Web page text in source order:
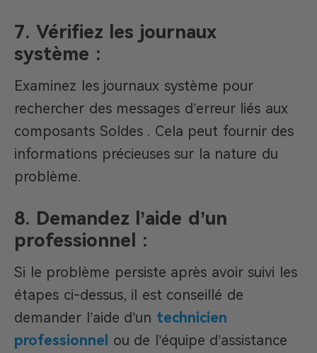
7. Vérifiez les journaux
système :
Examinez les journaux système pour
rechercher des messages d’erreur liés aux
composants Soldes . Cela peut fournir des
informations précieuses sur la nature du
problème.
8. Demandez l’aide d’un
professionnel :
Si le problème persiste après avoir suivi les
étapes ci-dessus, il est conseillé de
demander l’aide d’un technicien
professionnel ou de l’équipe d’assistance